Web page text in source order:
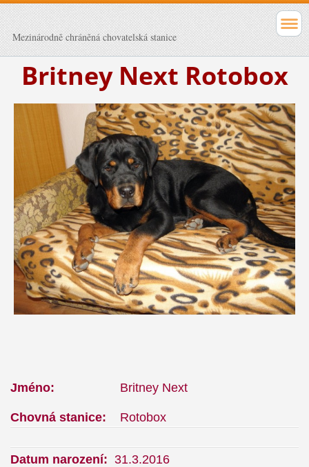
Mezinárodně chráněná chovatelská stanice
Britney Next Rotobox
Jméno: Britney Next
Chovná stanice: Rotobox
Datum narození: 31.3.2016